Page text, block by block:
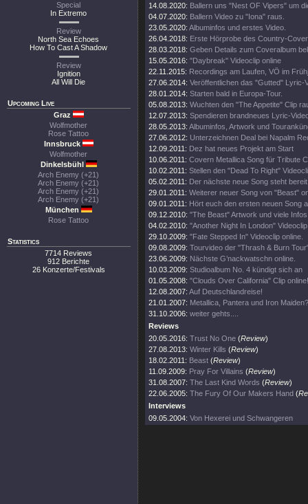
Special
In Extremo
Review
North Sea Echoes
How To Cast A Shadow
Review
Ignition
All Will Die
Upcoming Live
Graz
Wolfmother
Rose Tattoo
Innsbruck
Wolfmother
Dinkelsbühl
Arch Enemy (+21)
Arch Enemy (+21)
Arch Enemy (+21)
Arch Enemy (+21)
München
Rose Tattoo
Statistics
7714 Reviews
912 Berichte
26 Konzerte/Festivals
14.08.2020: Ballern uns "Nest OF Vipers" um
04.07.2020: Ballern Video zu "Iona" raus.
23.05.2020: Albuminfos und erstes Video.
26.04.2018: Erste Hörprobe des Country-
28.03.2018: Geben Details zum Coveralbum
15.05.2016: "Daybreak" Videoclip online
22.11.2015: Recordings am Laufen, VÖ im
27.06.2014: Veröffentlichen das "Gutted" Lyric-
28.01.2014: Starten bald in Europa-Tour.
05.08.2013: Wuchten den "The Appetite" Clip
12.07.2013: Spendieren brandneues Lyric-
28.05.2013: Albuminfos, Artwork und
27.06.2012: Unterzeichnen Deal bei Napalm
12.09.2011: Dez hat neues Projekt am Start
10.06.2011: Covern Metallica Song für Tribute
10.02.2011: Stellen den "Dead To Right"
05.02.2011: Der nächste neue Song steht
29.01.2011: Weiterer neuer Song von "Beast"
09.01.2011: Hört euch den ersten neuen Song
09.12.2010: "The Beast" Artwork und viele
04.02.2010: "Another Night In London"
29.10.2009: "Fate Stepped In" Videoclip online.
09.08.2009: Tourvideo der "Thrash & Burn
23.06.2009: Nächste G’nackwatschn online.
10.03.2009: Studioalbum No. 4 kündigt sich an
01.05.2008: "Clouds Over California" Clip online!
12.08.2007: Auf Deutschlandreise!
21.01.2007: Metallica, Pantera und Iron
31.10.2006: weiter gehts....
Reviews
20.05.2016: Trust No One (Review)
27.08.2013: Winter Kills (Review)
18.02.2011: Beast (Review)
11.09.2009: Pray For Villains (Review)
31.08.2007: The Last Kind Words (Review)
22.06.2005: The Fury Of Our Makers Hand (
Interviews
09.05.2004: Von Hexerei und Schwangeren